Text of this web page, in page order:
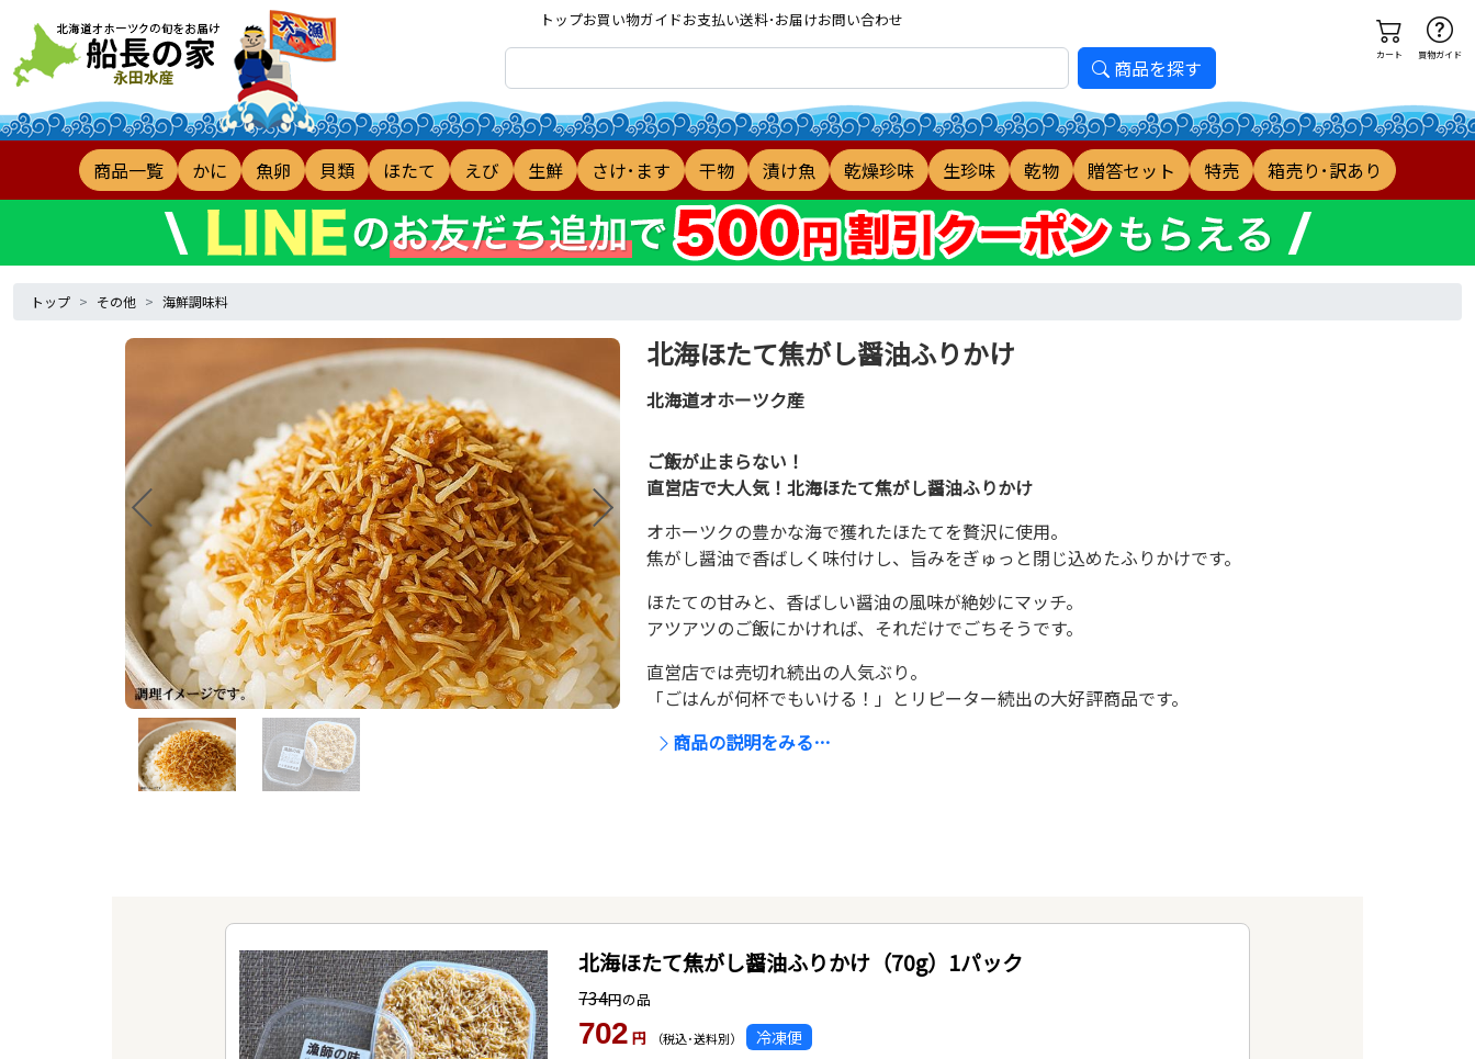
トップお買い物ガイドお支払い送料･お届けお問い合わせ
商品を探す
カート 買物ガイド
商品一覧 かに 魚卵 貝類 ほたて えび 生鮮 さけ･ます 干物 漬け魚 乾燥珍味 生珍味 乾物 贈答セット 特売 箱売り･訳あり
トップ その他 海鮮調味料
北海ほたて焦がし醤油ふりかけ
北海道オホーツク産
ご飯が止まらない！
直営店で大人気！北海ほたて焦がし醤油ふりかけ
オホーツクの豊かな海で獲れたほたてを贅沢に使用。
焦がし醤油で香ばしく味付けし、旨みをぎゅっと閉じ込めたふりかけです。
ほたての甘みと、香ばしい醤油の風味が絶妙にマッチ。
アツアツのご飯にかければ、それだけでごちそうです。
直営店では売切れ続出の人気ぶり。
「ごはんが何杯でもいける！」とリピーター続出の大好評商品です。
商品の説明をみる…
北海ほたて焦がし醤油ふりかけ（70g）1パック
734円の品
702 円 （税込･送料別） 冷凍便